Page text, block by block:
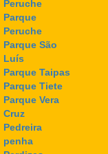
Peruche
Parque
Peruche
Parque São
Luís
Parque Taipas
Parque Tiete
Parque Vera
Cruz
Pedreira
penha